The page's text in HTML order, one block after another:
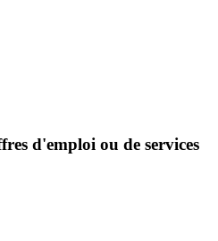
d'emploi ou de services